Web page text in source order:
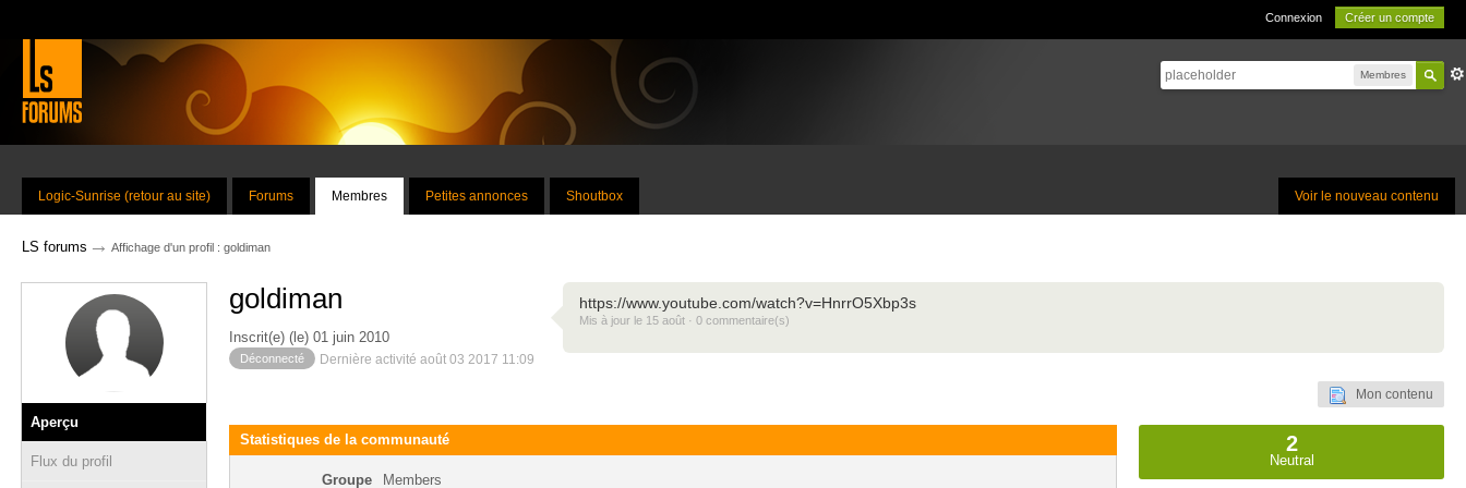
Connexion Créer un compte
Membres
Voir le nouveau contenu
Logic-Sunrise (retour au site) Forums Membres Petites annonces Shoutbox
LS forums → Affichage d'un profil : goldiman
Aperçu
Flux du profil
goldiman
Inscrit(e) (le) 01 juin 2010
Déconnecté Dernière activité août 03 2017 11:09
https://www.youtube.com/watch?v=HnrrO5Xbp3s
Mis à jour le 15 août · 0 commentaire(s)
Mon contenu
Statistiques de la communauté
Groupe Members
2
Neutral